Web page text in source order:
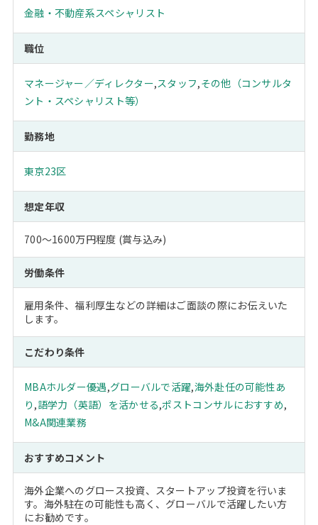
金融・不動産系スペシャリスト
職位
マネージャー／ディレクター,スタッフ,その他（コンサルタ
ント・スペシャリスト等）
勤務地
東京23区
想定年収
700～1600万円程度 (賞与込み)
労働条件
雇用条件、福利厚生などの詳細はご面談の際にお伝えいた
します。
こだわり条件
MBAホルダー優遇,グローバルで活躍,海外赴任の可能性あ
り ,語学力（英語）を活かせる,ポストコンサルにおすすめ,
M&A関連業務
おすすめコメント
海外企業へのグロース投資、スタートアップ投資を行いま
す。海外駐在の可能性も高く、グローバルで活躍したい方
にお勧めです。